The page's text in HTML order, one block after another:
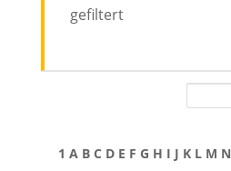
gefiltert
1 A B C D E F G H I J K L M N